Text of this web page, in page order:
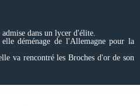
dans un lycer d'élite.
déménage de l'Allemagne pour la
va rencontré les Broches d'or de son